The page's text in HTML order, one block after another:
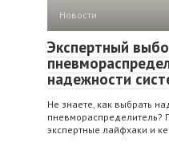
Новости
Экспертный
надежности
Не знаете, как выбрать
пневмораспределитель?
экспертные лайфхаки и